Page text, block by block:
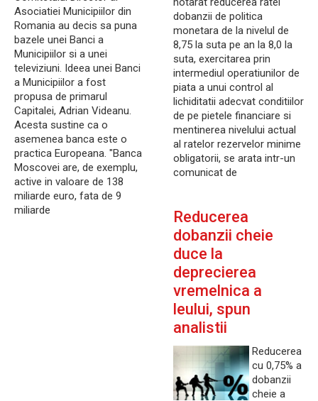
Asociatiei Municipiilor din
Romania au decis sa puna
bazele unei Banci a
Municipiilor si a unei
televiziuni. Ideea unei Banci
a Municipiilor a fost
propusa de primarul
Capitalei, Adrian Videanu.
Acesta sustine ca o
asemenea banca este o
practica Europeana. "Banca
Moscovei are, de exemplu,
active in valoare de 138
miliarde euro, fata de 9
miliarde
dobanzii de politica
monetara de la nivelul de
8,75 la suta pe an la 8,0 la
suta, exercitarea prin
intermediul operatiunilor de
piata a unui control al
lichiditatii adecvat conditiilor
de pe pietele financiare si
mentinerea nivelului actual
al ratelor rezervelor minime
obligatorii, se arata intr-un
comunicat de
Reducerea
dobanzii cheie
duce la
deprecierea
vremelnica a
leului, spun
analistii
Reducerea
cu 0,75% a
dobanzii
cheie a